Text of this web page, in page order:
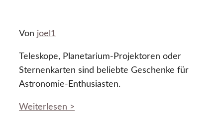
Von joel1
Teleskope, Planetarium-Projektoren oder
Sternenkarten sind beliebte Geschenke für
Astronomie-Enthusiasten.
Weiterlesen >